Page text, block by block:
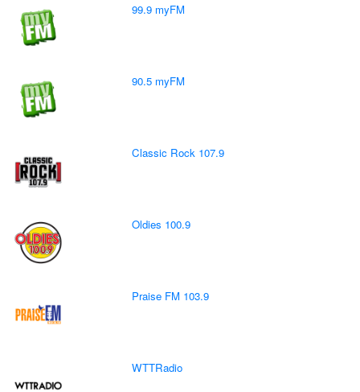
99.9 myFM
90.5 myFM
Classic Rock 107.9
Oldies 100.9
Praise FM 103.9
WTTRadio